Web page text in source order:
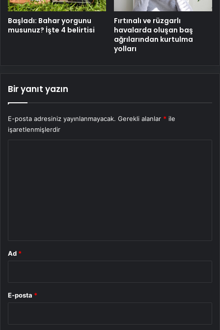
Başladı: Bahar yorgunu
musunuz? İşte 4 belirtisi
Fırtınalı ve rüzgarlı
havalarda oluşan baş
ağrılarından kurtulma
yolları
Bir yanıt yazın
E-posta adresiniz yayınlanmayacak. Gerekli alanlar * ile
işaretlenmişlerdir
Ad *
E-posta *